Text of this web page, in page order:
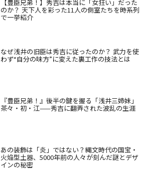
【豊臣兄弟！】秀吉は本当に「女狂い」だった
のか？ 天下人を彩った11人の側室たちを時系列
で一挙紹介
なぜ浅井の旧臣は秀吉に従ったのか？ 武力を使
わず“自分の味方”に変えた裏工作の技法とは
『豊臣兄弟！』後半の鍵を握る「浅井三姉妹」
茶々・初・江——秀吉に翻弄された波乱の生涯
あの装飾は「炎」ではない？縄文時代の国宝・
火焔型土器、5000年前の人々が刻んだ謎とデザ
インの秘密